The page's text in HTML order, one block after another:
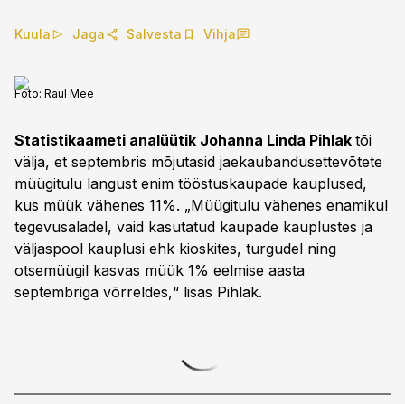
Kuula Jaga Salvesta Vihja
Foto: Raul Mee
Statistikaameti analüütik Johanna Linda Pihlak tõi
välja, et septembris mõjutasid jaekaubandusettevõtete
müügitulu langust enim tööstuskaupade kauplused,
kus müük vähenes 11%. „Müügitulu vähenes enamikul
tegevusaladel, vaid kasutatud kaupade kauplustes ja
väljaspool kauplusi ehk kioskites, turgudel ning
otsemüügil kasvas müük 1% eelmise aasta
septembriga võrreldes,“ lisas Pihlak.